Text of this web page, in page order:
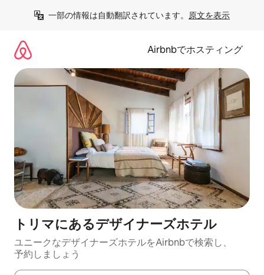
一部の情報は自動翻訳されています。 原文を表示
Airbnbでホスティング
トリマにあるデ⁠ザ⁠イ⁠ナ⁠ー⁠ズホ⁠テ⁠ル
ユニークなデ⁠ザ⁠イ⁠ナ⁠ー⁠ズホ⁠テ⁠ル⁠をAirbnb⁠で検⁠索⁠し⁠、
予⁠約し⁠ま⁠し⁠ょ⁠う